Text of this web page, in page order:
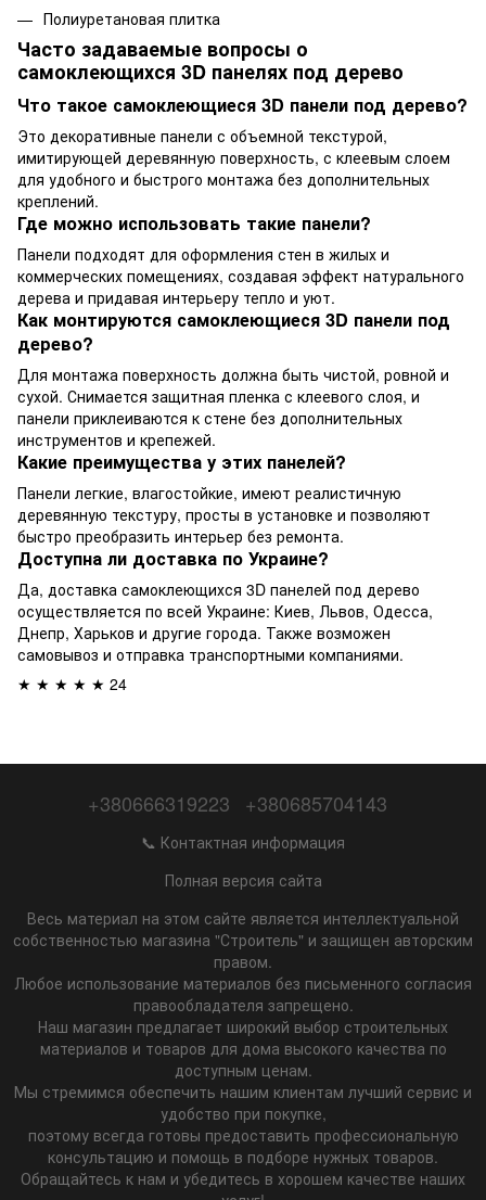
Полиуретановая плитка
Часто задаваемые вопросы о
самоклеющихся 3D панелях под дерево
Что такое самоклеющиеся 3D панели под дерево?
Это декоративные панели с объемной текстурой,
имитирующей деревянную поверхность, с клеевым слоем
для удобного и быстрого монтажа без дополнительных
креплений.
Где можно использовать такие панели?
Панели подходят для оформления стен в жилых и
коммерческих помещениях, создавая эффект натурального
дерева и придавая интерьеру тепло и уют.
Как монтируются самоклеющиеся 3D панели под
дерево?
Для монтажа поверхность должна быть чистой, ровной и
сухой. Снимается защитная пленка с клеевого слоя, и
панели приклеиваются к стене без дополнительных
инструментов и крепежей.
Какие преимущества у этих панелей?
Панели легкие, влагостойкие, имеют реалистичную
деревянную текстуру, просты в установке и позволяют
быстро преобразить интерьер без ремонта.
Доступна ли доставка по Украине?
Да, доставка самоклеющихся 3D панелей под дерево
осуществляется по всей Украине: Киев, Львов, Одесса,
Днепр, Харьков и другие города. Также возможен
самовывоз и отправка транспортными компаниями.
★ ★ ★ ★ ★ 24
+380666319223 +380685704143
📞 Контактная информация
Полная версия сайта
Весь материал на этом сайте является интеллектуальной
собственностью магазина "Строитель" и защищен авторским
правом.
Любое использование материалов без письменного согласия
правообладателя запрещено.
Наш магазин предлагает широкий выбор строительных
материалов и товаров для дома высокого качества по
доступным ценам.
Мы стремимся обеспечить нашим клиентам лучший сервис и
удобство при покупке,
поэтому всегда готовы предоставить профессиональную
консультацию и помощь в подборе нужных товаров.
Обращайтесь к нам и убедитесь в хорошем качестве наших